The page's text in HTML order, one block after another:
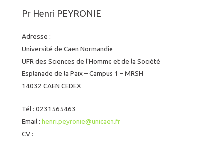
Pr Henri PEYRONIE
Adresse :
Université de Caen Normandie
UFR des Sciences de l’Homme et de la Société
Esplanade de la Paix – Campus 1 – MRSH
14032 CAEN CEDEX
Tél : 0231565463
Email : henri.peyronie@unicaen.fr
CV :